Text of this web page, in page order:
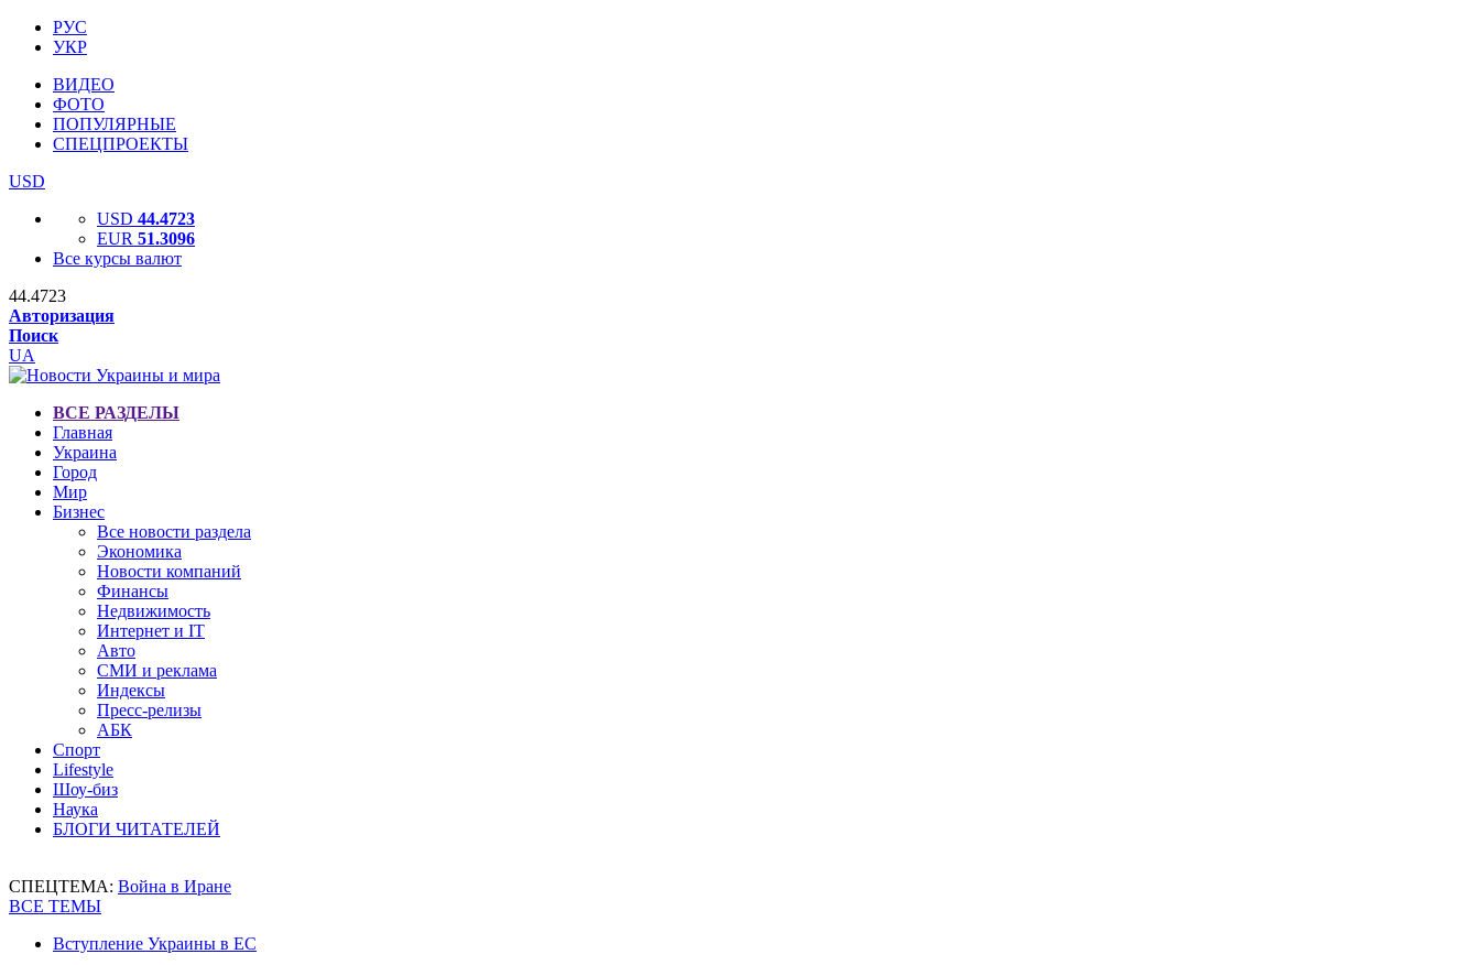
РУС
УКР
ВИДЕО
ФОТО
ПОПУЛЯРНЫЕ
СПЕЦПРОЕКТЫ
USD
USD 44.4723
EUR 51.3096
Все курсы валют
44.4723
Авторизация
Поиск
UA
ВСЕ РАЗДЕЛЫ
Главная
Украина
Город
Мир
Бизнес
Все новости раздела
Экономика
Новости компаний
Финансы
Недвижимость
Интернет и IT
Авто
СМИ и реклама
Индексы
Пресс-релизы
АБК
Спорт
Lifestyle
Шоу-биз
Наука
БЛОГИ ЧИТАТЕЛЕЙ
СПЕЦТЕМА: Война в Иране
ВСЕ ТЕМЫ
Вступление Украины в ЕС